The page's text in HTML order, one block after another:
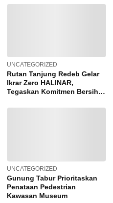
UNCATEGORIZED
Rutan Tanjung Redeb Gelar
Ikrar Zero HALINAR,
Tegaskan Komitmen Bersih
UNCATEGORIZED
Gunung Tabur Prioritaskan
Penataan Pedestrian
Kawasan Museum